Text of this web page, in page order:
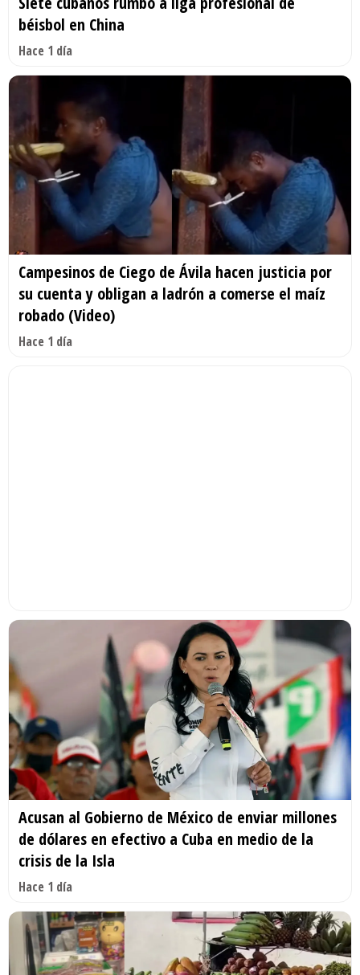
béisbol en China
Hace 1 día
Campesinos de Ciego de Ávila hacen justicia por
su cuenta y obligan a ladrón a comerse el maíz
robado (Video)
Hace 1 día
Acusan al Gobierno de México de enviar millones
de dólares en efectivo a Cuba en medio de la
crisis de la Isla
Hace 1 día